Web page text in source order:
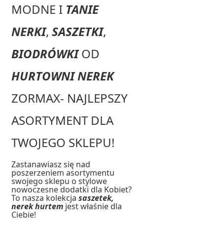
MODNE I TANIE
NERKI,SASZETKI,
BIODRÓWKIOD
HURTOWNI NEREK
ZORMAX- NAJLEPSZY
ASORTYMENT DLA
TWOJEGO SKLEPU!
Zastanawiasz się nad
poszerzeniem asortymentu
swojego sklepu o stylowe
nowoczesne dodatki dla Kobiet?
To nasza kolekcjasaszetek,
nerek hurtem jest właśnie dla
Ciebie!